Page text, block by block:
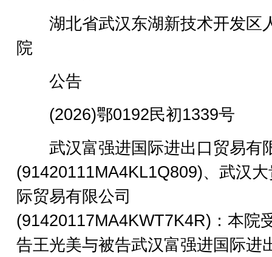
湖北省武汉东湖新技术开发区
院
公告
(2026)鄂0192民初1339号
武汉富强进国际进出口贸易有
(91420111MA4KL1Q809)、武汉
际贸易有限公司
(91420117MA4KWT7K4R)：本院
告王光美与被告武汉富强进国际进